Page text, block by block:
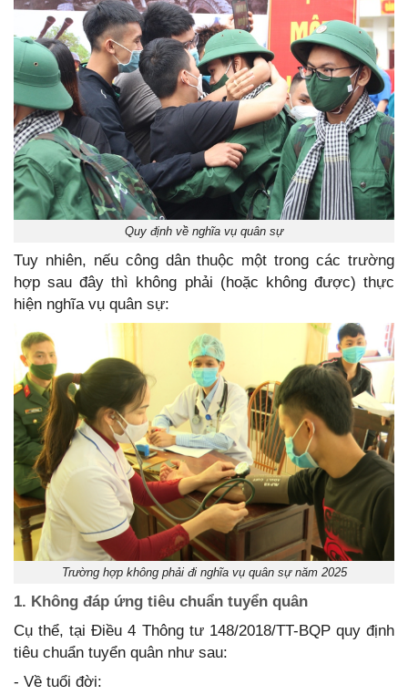
Quy định về nghĩa vụ quân sự
Tuy nhiên, nếu công dân thuộc một trong các trường
hợp sau đây thì không phải (hoặc không được) thực
hiện nghĩa vụ quân sự:
Trường hợp không phải đi nghĩa vụ quân sự năm 2025
1. Không đáp ứng tiêu chuẩn tuyển quân
Cụ thể, tại Điều 4 Thông tư 148/2018/TT-BQP quy định
tiêu chuẩn tuyển quân như sau:
- Về tuổi đời: